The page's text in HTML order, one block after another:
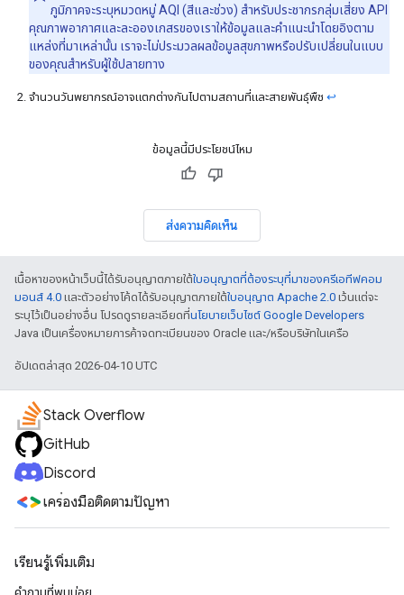
ภูมิภาคจะระบุหมวดหมู่ AQI (สีและช่วง) สำหรับประชากรกลุ่มเสี่ยง API
คุณภาพอากาศและละอองเกสรของเราให้ข้อมูลและคำแนะนำโดยอิงตาม
แหล่งที่มาเหล่านั้น เราจะไม่ประมวลผลข้อมูลสุขภาพหรือปรับเปลี่ยนในแบบ
ของคุณสำหรับผู้ใช้ปลายทาง
จำนวนวันพยากรณ์อาจแตกต่างกันไปตามสถานที่และสายพันธุ์พืช ↩
ข้อมูลนี้มีประโยชน์ไหม
ส่งความคิดเห็น
เนื้อหาของหน้าเว็บนี้ได้รับอนุญาตภายใต้ใบอนุญาตที่ต้องระบุที่มาของครีเอทีฟคอม
มอนส์ 4.0 และตัวอย่างโค้ดได้รับอนุญาตภายใต้ใบอนุญาต Apache 2.0 เว้นแต่จะ
ระบุไว้เป็นอย่างอื่น โปรดดูรายละเอียดที่นโยบายเว็บไซต์ Google Developers
Java เป็นเครื่องหมายการค้าจดทะเบียนของ Oracle และ/หรือบริษัทในเครือ
อัปเดตล่าสุด 2026-04-10 UTC
Stack Overflow
GitHub
Discord
เครื่องมือติดตามปัญหา
เรียนรู้เพิ่มเติม